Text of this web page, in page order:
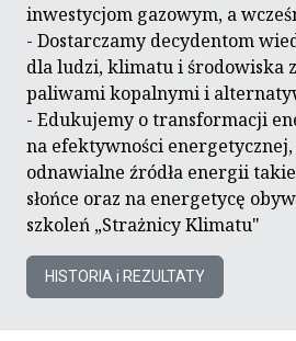
inwestycjom gazowym, a
- Dostarczamy decydentom
dla ludzi, klimatu i środowiska
paliwami kopalnymi i
- Edukujemy o transformacji
na efektywności
odnawialne źródła energii
słońce oraz na energetycę
szkoleń „Strażnicy Klimatu"
HISTORIA i REZULTATY